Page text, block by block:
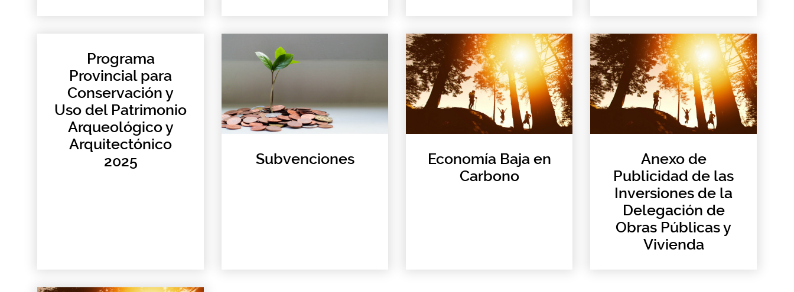
Programa
Provincial para
Conservación y
Uso del Patrimonio
Arqueológico y
Arquitectónico
2025
Subvenciones
Economía Baja en
Carbono
Anexo de
Publicidad de las
Inversiones de la
Delegación de
Obras Públicas y
Vivienda